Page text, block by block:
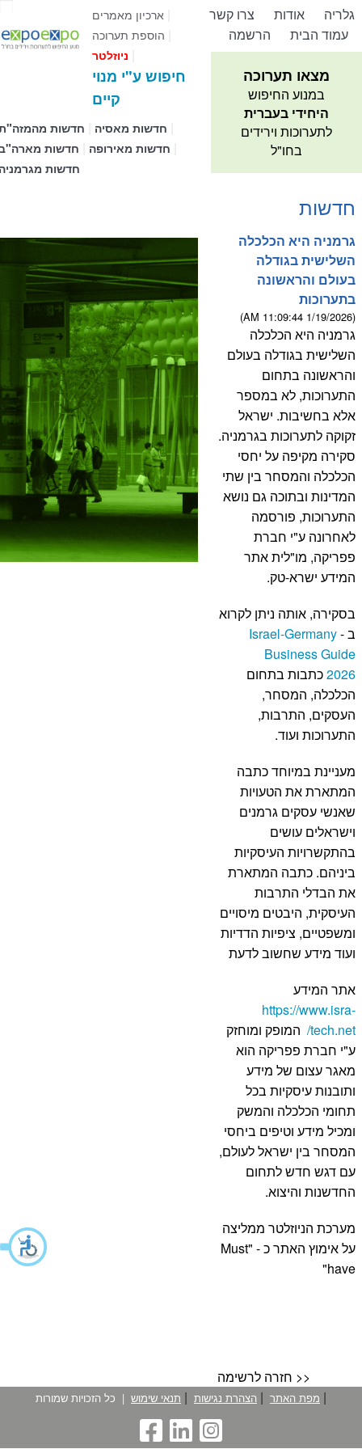
ארכיון מאמרים|
הוספת תערוכה
ניוזלטר
חיפוש ע"י מנוי
קיים
חדשות חדשות מאסיה
חדשות חדשות מאירופה
חדשות
צרו קשר אודות
גלריה
הרשמה
עמוד הבית
מצאו תערוכה
במנוע החיפוש
היחידי בעברית
לתערוכות וירידים
בחו"ל
חדשות
גרמניה היא הכלכלה
השלישית בגודלה
בעולם והראשונה
בתערוכות
(1/19/2026 11:09:44 AM)
גרמניה היא הכלכלה
השלישית בגודלה בעולם
והראשונה בתחום
התערוכות, לא במספר
אלא בחשיבות. ישראל
זקוקה לתערוכות בגרמניה.
סקירה מקיפה על יחסי
הכלכלה והמסחר בין שתי
המדינות ובתוכה גם נושא
התערוכות, פורסמה
לאחרונה ע"י חברת
פפריקה, מו"לית אתר
המידע ישרא-טק.
בסקירה, אותה ניתן לקרוא
ב -Israel-Germany
Business Guide
2026כתבות בתחום
הכלכלה, המסחר,
העסקים, התרבות,
התערוכות ועוד.
מעניינת במיוחד כתבה
המתארת את הטעויות
שאנשי עסקים גרמנים
וישראלים עושים
בהתקשרויות העיסקיות
ביניהם. כתבה המתארת
את הבדלי התרבות
העיסקית, היבטים מיסויים
ומשפטיים, ציפיות הדדיות
ועוד מידע שחשוב לדעת
אתר המידע
https://www.isra-
tech.net/ המופק ומוחזק
ע"י חברת פפריקה הוא
מאגר עצום של מידע
ותובנות עיסקיות בכל
תחומי הכלכלה והמשק
ומכיל מידע וטיפים ביחסי
המסחר בין ישראל לעולם,
עם דגש חדש לתחום
החדשנות והיצוא.
מערכת הניוזלטר ממליצה
על אימוץ האתר כ - "Must
have"
חזרה לרשימה >>
כל הזכויות שמורות | תנאי שימוש | הצהרת נגישות | מפת האתר |